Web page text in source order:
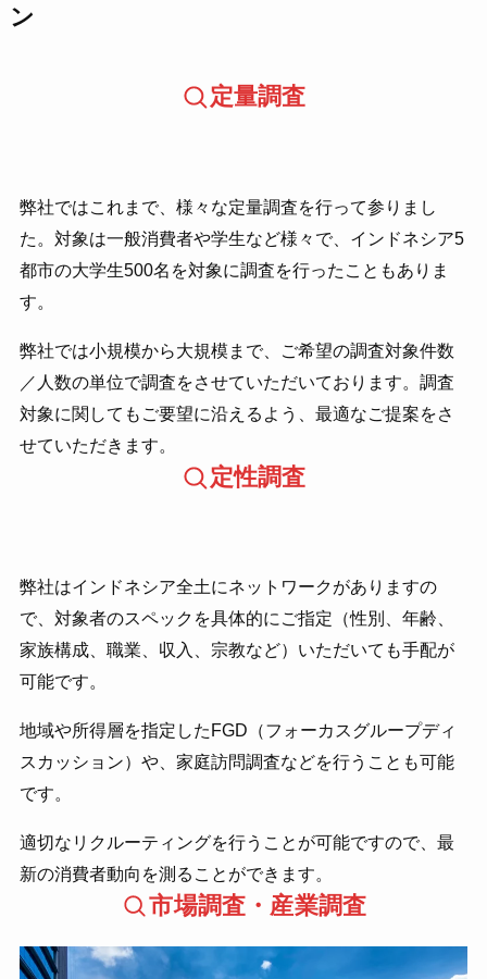
ン
定量調査
弊社ではこれまで、様々な定量調査を行って参りまし
た。対象は一般消費者や学生など様々で、インドネシア5
都市の大学生500名を対象に調査を行ったこともありま
す。
弊社では小規模から大規模まで、ご希望の調査対象件数
／人数の単位で調査をさせていただいております。調査
対象に関してもご要望に沿えるよう、最適なご提案をさ
せていただきます。
定性調査
弊社はインドネシア全土にネットワークがありますの
で、対象者のスペックを具体的にご指定（性別、年齢、
家族構成、職業、収入、宗教など）いただいても手配が
可能です。
地域や所得層を指定したFGD（フォーカスグループディ
スカッション）や、家庭訪問調査などを行うことも可能
です。
適切なリクルーティングを行うことが可能ですので、最
新の消費者動向を測ることができます。
市場調査・産業調査